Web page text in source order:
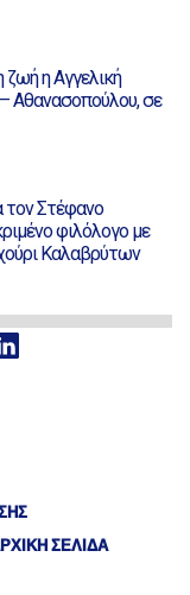
η Αγγελική
Αθανασοπούλου, σε
τον Στέφανο
φιλόλογο με
Καλαβρύτων
ΣΕΛΙΔΑ